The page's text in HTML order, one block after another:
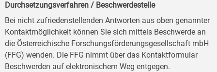
Durchsetzungsverfahren / Beschwerdestelle
Bei nicht zufriedenstellenden Antworten aus oben genannter
Kontaktmöglichkeit können Sie sich mittels Beschwerde an
die Österreichische Forschungsförderungsgesellschaft mbH
(FFG) wenden. Die FFG nimmt über das Kontaktformular
Beschwerden auf elektronischem Weg entgegen.